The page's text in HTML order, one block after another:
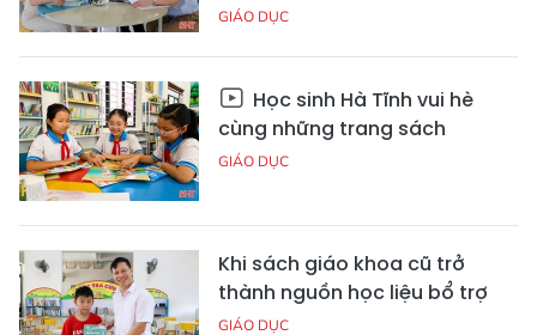
GIÁO DỤC
Học sinh Hà Tĩnh vui hè
cùng những trang sách
GIÁO DỤC
Khi sách giáo khoa cũ trở
thành nguồn học liệu bổ trợ
GIÁO DỤC